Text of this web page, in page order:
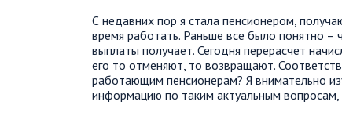
С недавних пор я стала пенсионером,
время работать. Раньше все было понятно
выплаты получает. Сегодня перерасчет
его то отменяют, то возвращают.
работающим пенсионерам? Я внимательно
информацию по таким актуальным вопросам,